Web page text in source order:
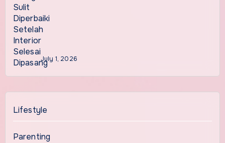
July 1, 2026
Lifestyle
Parenting